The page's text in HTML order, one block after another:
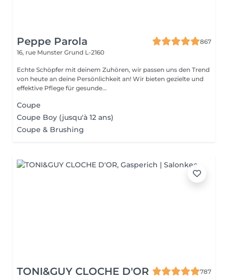
Peppe Parola
867
16, rue Munster Grund L-2160
Echte Schöpfer mit deinem Zuhören, wir passen uns den Trend
von heute an deine Persönlichkeit an! Wir bieten gezielte und
effektive Pflege für gesunde...
Coupe
Coupe Boy (jusqu'à 12 ans)
Coupe & Brushing
TONI&GUY CLOCHE D'OR
787